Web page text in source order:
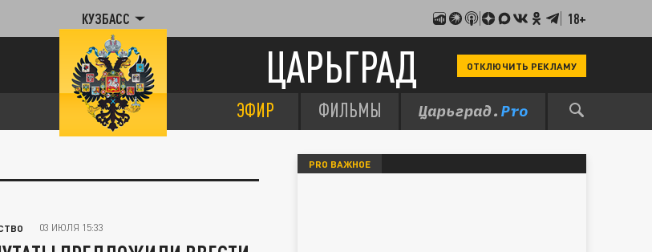
КУЗБАСС 18+
ЦАРЬГРАД ОТКЛЮЧИТЬ РЕКЛАМУ
ЭФИР ФИЛЬМЫ
03 ИЮЛЯ 15:33
PRO ВАЖНОЕ